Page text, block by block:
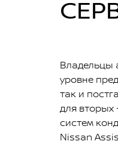
Владельцы
уровне
так и
для вторых
систем
Nissan